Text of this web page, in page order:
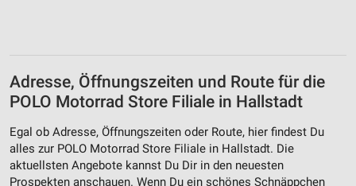
Adresse, Öffnungszeiten und Route für die
POLO Motorrad Store Filiale in Hallstadt
Egal ob Adresse, Öffnungszeiten oder Route, hier findest Du
alles zur POLO Motorrad Store Filiale in Hallstadt. Die
aktuellsten Angebote kannst Du Dir in den neuesten
Prospekten anschauen. Wenn Du ein schönes Schnäppchen